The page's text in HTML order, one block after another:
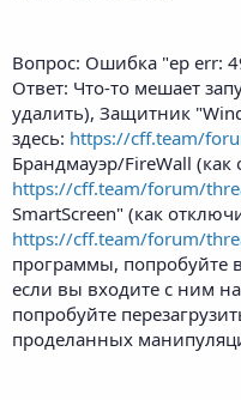
Вопрос: Ошибка "ep err:
Ответ: Что-то мешает
удалить), Защитник
здесь: https://cff.team/
Брандмауэр/FireWall (как
https://cff.team/forum/
SmartScreen" (как
https://cff.team/forum/
программы, попробуйте
если вы входите с ним
попробуйте
проделанных